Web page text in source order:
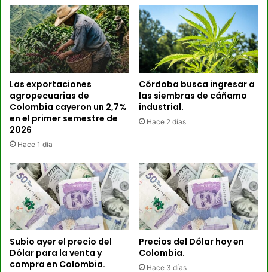
Las exportaciones
agropecuarias de
Colombia cayeron un 2,7%
en el primer semestre de
2026
Hace 1 día
Córdoba busca ingresar a
las siembras de cáñamo
industrial.
Hace 2 días
Subio ayer el precio del
Dólar para la venta y
compra en Colombia.
Precios del Dólar hoy en
Colombia.
Hace 3 días